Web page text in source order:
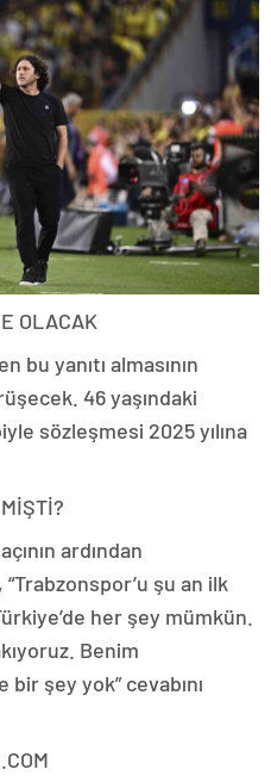
OLACAK
bu yanıtı almasının
46 yaşındaki
sözleşmesi 2025 yılına
ardından
şu an ilk
her şey mümkün.
Benim
şey yok” cevabını